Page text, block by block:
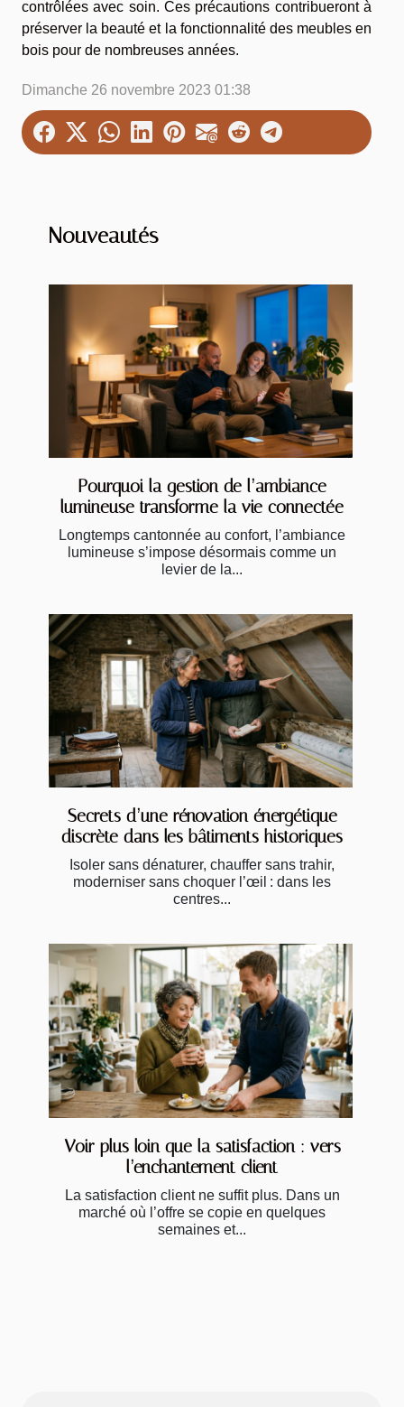
contrôlées avec soin. Ces précautions contribueront à
préserver la beauté et la fonctionnalité des meubles en
bois pour de nombreuses années.
Dimanche 26 novembre 2023 01:38
Nouveautés
Pourquoi la gestion de l’ambiance
lumineuse transforme la vie connectée
Longtemps cantonnée au confort, l’ambiance
lumineuse s’impose désormais comme un
levier de la...
Secrets d’une rénovation énergétique
discrète dans les bâtiments historiques
Isoler sans dénaturer, chauffer sans trahir,
moderniser sans choquer l’œil : dans les
centres...
Voir plus loin que la satisfaction : vers
l’enchantement client
La satisfaction client ne suffit plus. Dans un
marché où l’offre se copie en quelques
semaines et...